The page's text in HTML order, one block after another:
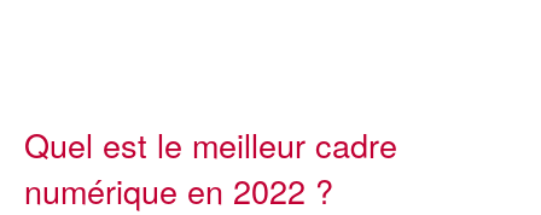
Quel est le meilleur cadre
numérique en 2022 ?